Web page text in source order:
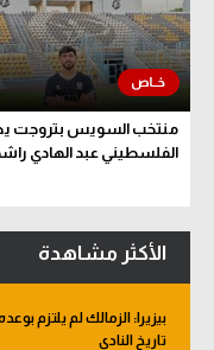
منتخب السويس بتروجت
الفلسطيني عبد الهادي
الأكثر مشاهدة
بيزيرا: الزمالك لم يلتزم
تاريخ النادي